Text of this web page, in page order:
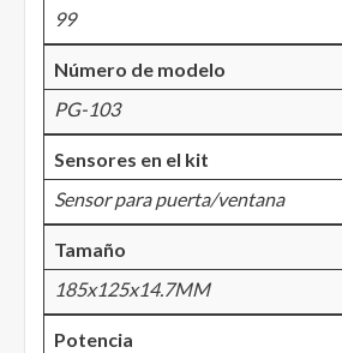
99
Número de modelo
PG-103
Sensores en el kit
Sensor para puerta/ventana
Tamaño
185x125x14.7MM
Potencia